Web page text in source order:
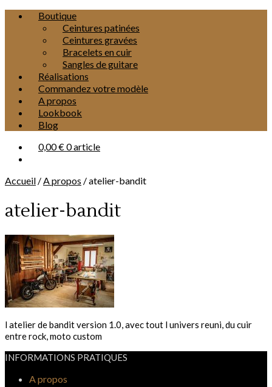
Boutique
Ceintures patinées
Ceintures gravées
Bracelets en cuir
Sangles de guitare
Réalisations
Commandez votre modèle
A propos
Lookbook
Blog
0,00 €0 article
Accueil /A propos /atelier-bandit
atelier-bandit
l atelier de bandit version 1.0, avec tout l univers reuni, du cuir
entre rock, moto custom
INFORMATIONS PRATIQUES
A propos